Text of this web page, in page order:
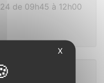
de 09h45 à 12h00
X